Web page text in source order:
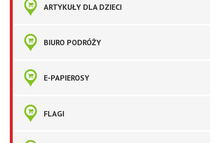
ARTYKUŁY DLA DZIECI
BIURO PODRÓŻY
E-PAPIEROSY
FLAGI